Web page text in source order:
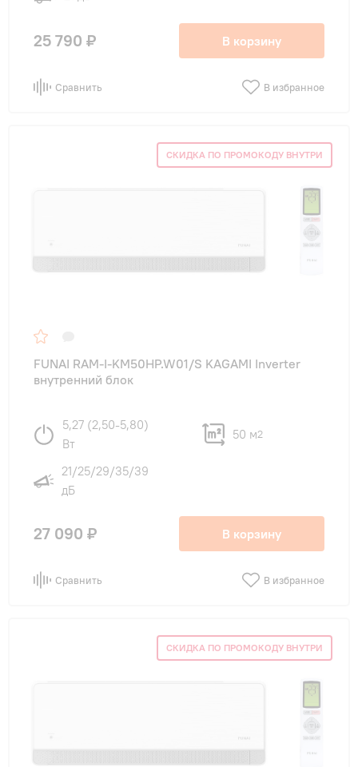
25 790 ₽ В корзину
Сравнить В избранное
СКИДКА ПО ПРОМОКОДУ ВНУТРИ
FUNAI RAM-I-KM50HP.W01/S KAGAMI Inverter
внутренний блок
5,27 (2,50-5,80)
Вт
50 м2
21/25/29/35/39
дБ
27 090 ₽ В корзину
Сравнить В избранное
СКИДКА ПО ПРОМОКОДУ ВНУТРИ